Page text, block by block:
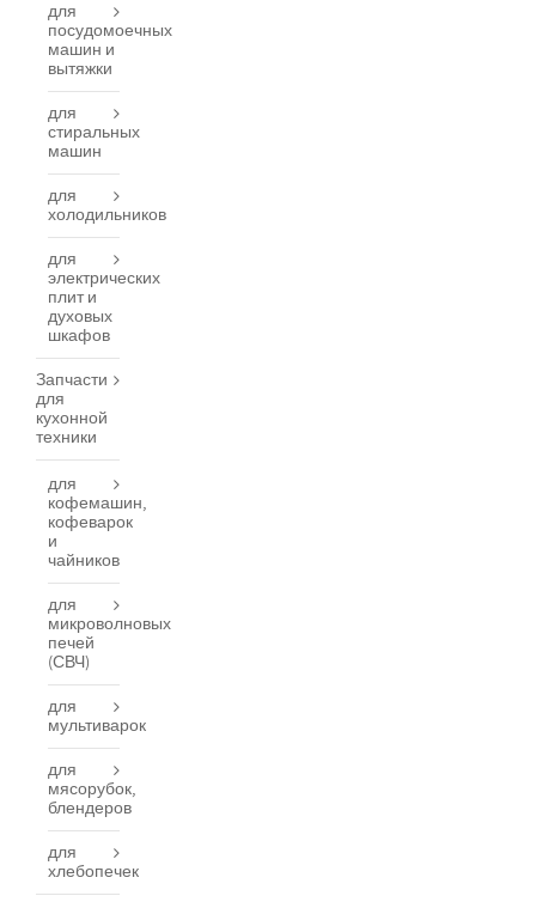
для
посудомоечных
машин и
вытяжки
для
стиральных
машин
для
холодильников
для
электрических
плит и
духовых
шкафов
Запчасти
для
кухонной
техники
для
кофемашин,
кофеварок
и
чайников
для
микроволновых
печей
(СВЧ)
для
мультиварок
для
мясорубок,
блендеров
для
хлебопечек